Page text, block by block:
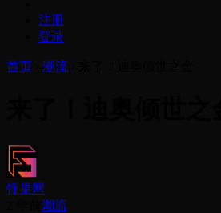
注册
登录
首页 潮流
锋巢网
潮流